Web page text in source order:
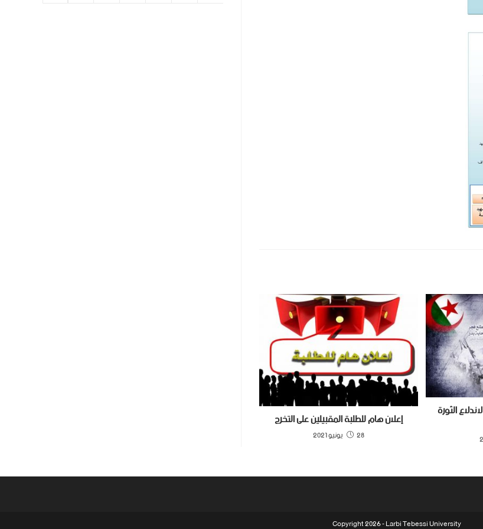
إعلان هام للطلبة المقبيلين على التخرج
28 يونيو 2021
تهنئة بمناسبة الذكرى 67 لاندلاع الثورة
Copyright 2026 - Larbi Tebessi University